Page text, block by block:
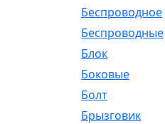
Беспроводное
Беспроводные
Блок
Боковые
Болт
Брызговик